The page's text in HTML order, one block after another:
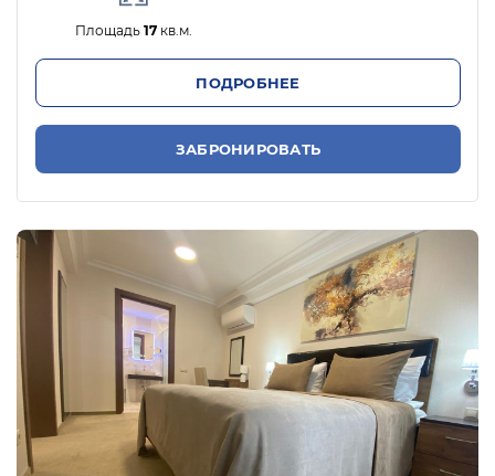
Площадь 17кв.м.
ПОДРОБНЕЕ
ЗАБРОНИРОВАТЬ